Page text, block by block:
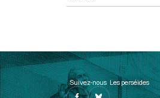
Suivez-nous Les perséides